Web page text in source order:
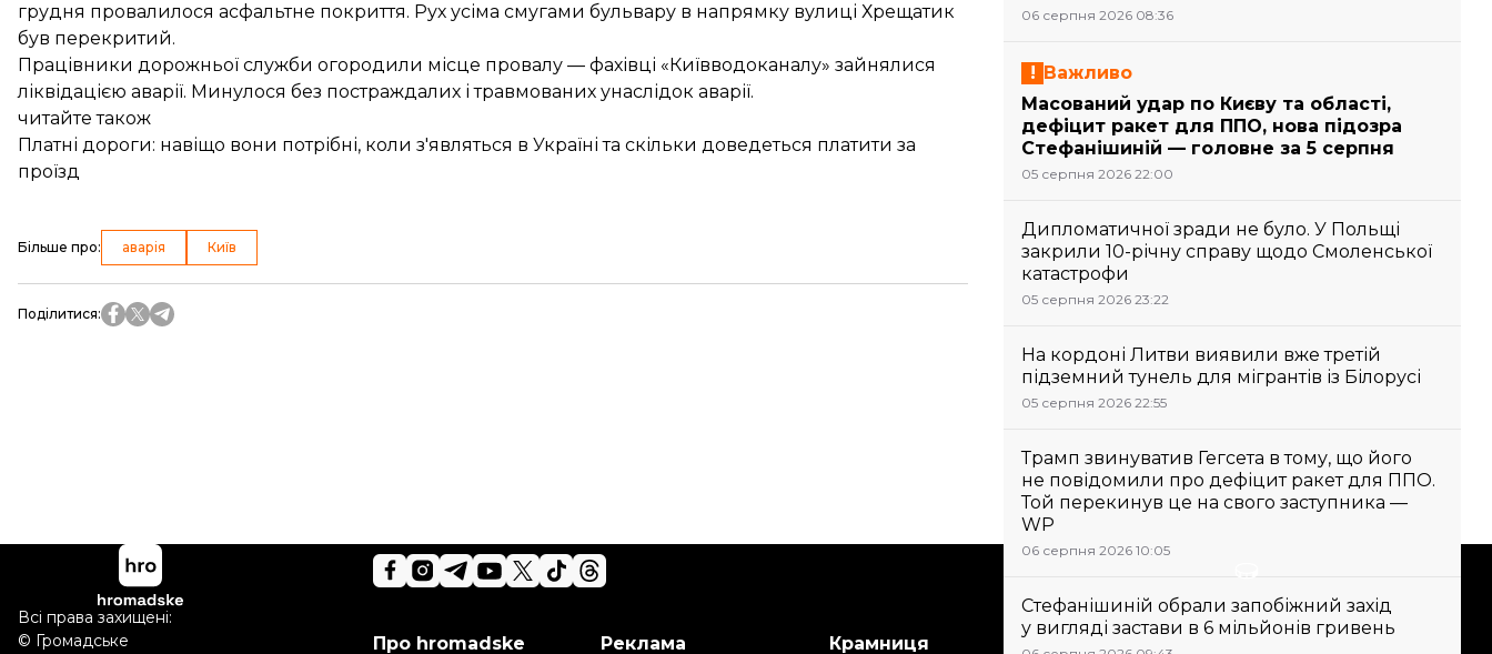
грудня провалилося асфальтне покриття. Рух усіма смугами бульвару в напрямку вулиці Хрещатик
був перекритий.
Працівники дорожньої служби огородили місце провалу — фахівці «Київводоканалу» зайнялися
ліквідацією аварії. Минулося без постраждалих і травмованих унаслідок аварії.
читайте також
Платні дороги: навіщо вони потрібні, коли з'являться в Україні та скільки доведеться платити за
проїзд
Більше про: аварія Київ
Поділитися:
06 серпня 2026 08:36
Важливо
Масований удар по Києву та області,
дефіцит ракет для ППО, нова підозра
Стефанішиній — головне за 5 серпня
05 серпня 2026 22:00
Дипломатичної зради не було. У Польщі
закрили 10-річну справу щодо Смоленської
катастрофи
05 серпня 2026 23:22
На кордоні Литви виявили вже третій
підземний тунель для мігрантів із Білорусі
05 серпня 2026 22:55
Трамп звинуватив Гегсета в тому, що його
не повідомили про дефіцит ракет для ППО.
Той перекинув це на свого заступника —
WP
06 серпня 2026 10:05
Стефанішиній обрали запобіжний захід
у вигляді застави в 6 мільйонів гривень
Підтримай hromadske.
Про hromadske Реклама Крамниця
Всі права захищені:
© Громадське